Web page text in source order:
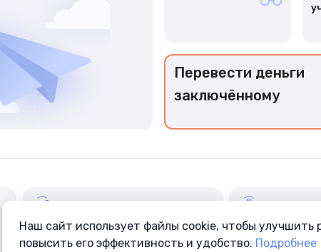
Перевести деньги
заключённому
ФСИНЭТ
Связь с заключёнными
Аптека
Отправка
Наш сайт использует файлы cookie, чтобы улучшить
повысить его эффективность и удобство. Подробнее